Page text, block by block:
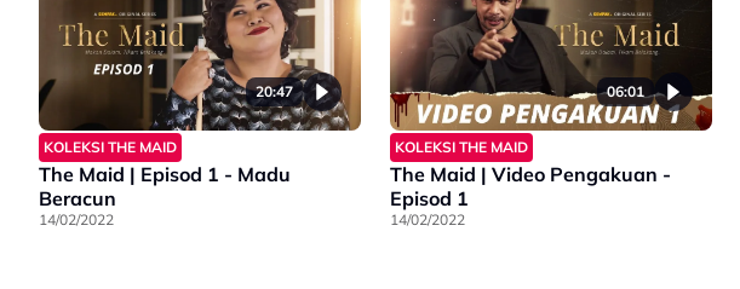
20:47
KOLEKSI THE MAID
The Maid | Episod 1 - Madu
Beracun
14/02/2022
06:01
KOLEKSI THE MAID
The Maid | Video Pengakuan -
Episod 1
14/02/2022